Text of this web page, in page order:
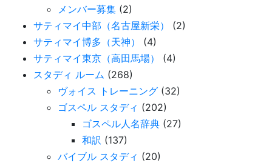
メンバー募集 (2)
サティマイ中部（名古屋新栄）
(2)
サティマイ博多（天神）
(4)
サティマイ東京（高田馬場）
(4)
スタディ ルーム (268)
ヴォイス トレーニング (32)
ゴスペル スタディ (202)
ゴスペル人名辞典 (27)
和訳 (137)
バイブル スタディ (20)